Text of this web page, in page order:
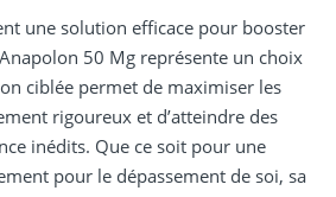
une solution efficace pour booster
50 Mg représente un choix
ciblée permet de maximiser les
rigoureux et d’atteindre des
inédits. Que ce soit pour une
pour le dépassement de soi, sa